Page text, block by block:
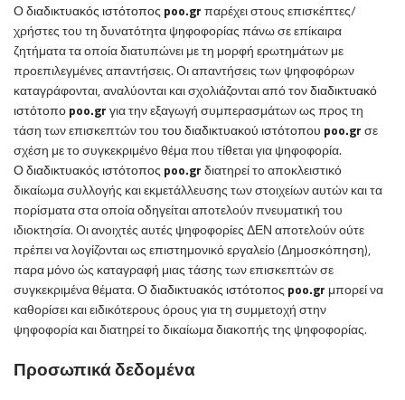
Οδιαδικτυακός ιστότοπος poo.grπαρέχει στους επισκέπτες/
χρήστες του τη δυνατότητα ψηφοφορίας πάνω σε επίκαιρα
ζητήματα τα οποία διατυπώνει με τη μορφή ερωτημάτων με
προεπιλεγμένες απαντήσεις. Οι απαντήσεις των ψηφοφόρων
καταγράφονται, αναλύονται και σχολιάζονται από τονδιαδικτυακό
ιστότοποpoo.grγια την εξαγωγή συμπερασμάτων ως προς τη
τάση των επισκεπτών τουτουδιαδικτυακού ιστότοπου poo.grσε
σχέση με το συγκεκριμένο θέμα που τίθεται για ψηφοφορία.
Οδιαδικτυακός ιστότοπος poo.grδιατηρεί το αποκλειστικό
δικαίωμα συλλογής και εκμετάλλευσης των στοιχείων αυτών και τα
πορίσματα στα οποία οδηγείται αποτελούν πνευματική του
ιδιοκτησία. Οι ανοιχτές αυτές ψηφοφορίες ΔΕΝ αποτελούν ούτε
πρέπει να λογίζονται ως επιστημονικό εργαλείο (Δημοσκόπηση),
παρα μόνο ώς καταγραφή μιας τάσης των επισκεπτών σε
συγκεκριμένα θέματα.Οδιαδικτυακός ιστότοπος poo.gr μπορεί να
καθορίσει και ειδικότερους όρους για τη συμμετοχή στην
ψηφοφορία και διατηρεί το δικαίωμα διακοπής της ψηφοφορίας.
Προσωπικά δεδομένα